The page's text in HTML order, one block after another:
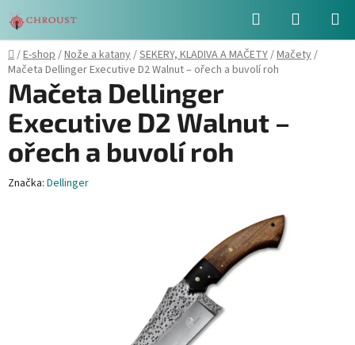
na
obsah
Hledat
KOŠÍK
Domů
/E-shop/Nože a katany/SEKERY, KLADIVA A MAČETY/Mačety/
Mačeta Dellinger Executive D2 Walnut – ořech a buvolí roh
Mačeta Dellinger
Executive D2 Walnut –
ořech a buvolí roh
Značka: Dellinger